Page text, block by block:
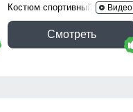
Костюм спортивный 15020B
Видео
Смотреть